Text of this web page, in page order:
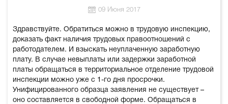
09 Июня 2017
Здравствуйте. Обратиться можно в трудовую инспекцию,
доказать факт наличия трудовых правоотношений с
работодателем. И взыскать неуплаченную заработную
плату. В случае невыплаты или задержки заработной
платы обращаться в территориальное отделение трудовой
инспекции можно уже с 1-го дня просрочки.
Унифицированного образца заявления не существует –
оно составляется в свободной форме. Обращаться в